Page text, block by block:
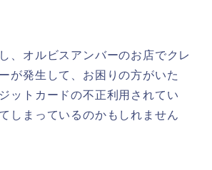
、オルビスアンバーのお店でクレ
が発生して、お困りの方がいた
ットカードの不正利用されてい
しまっているのかもしれません